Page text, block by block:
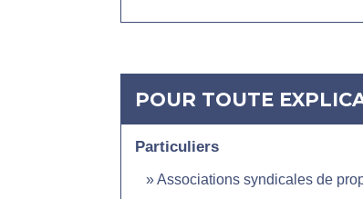
POUR TOUTE
Particuliers
Associations syndicales de